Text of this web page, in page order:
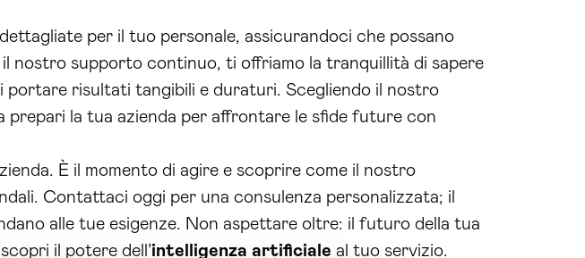
per il tuo personale, assicurandoci che possano
il nostro supporto continuo, ti offriamo la tranquillità di sapere
portare risultati tangibili e duraturi. Scegliendo il nostro
prepari la tua azienda per affrontare le sfide future con
È il momento di agire e scoprire come il nostro
Contattaci oggi per una consulenza personalizzata; il
alle tue esigenze. Non aspettare oltre: il futuro della tua
il potere dell’intelligenza artificiale al tuo servizio.